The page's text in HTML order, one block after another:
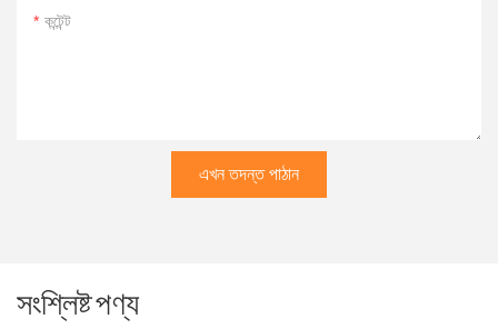
কন্টেন্ট
এখন তদন্ত পাঠান
সংশ্লিষ্ট পণ্য